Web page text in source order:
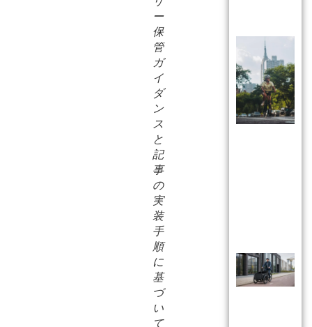
ー
保
管
ガ
イ
ダ
ン
ス
と
記
事
の
実
装
手
順
に
基
づ
い
て